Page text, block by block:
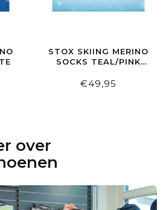
STOX SKIING MERINO
SOCKS TEAL/PINK
€49,95
over